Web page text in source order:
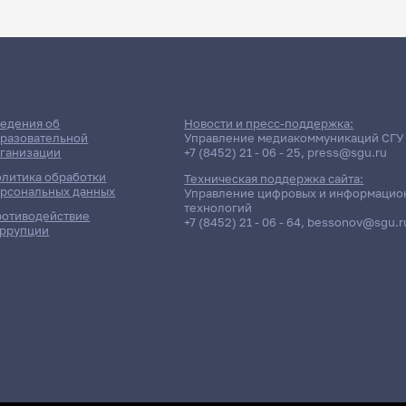
сессии: Юридический
Дневная форма обучения | 251 группа
об
обработки
данных
Новости и пресс-поддержка:
Управление медиакоммуникаций СГУ
+7 (8452) 21 - 06 - 25, press@sgu.ru
Техническая поддержка сайта:
Управление цифровых и
технологий
+7 (8452) 21 - 06 - 64,